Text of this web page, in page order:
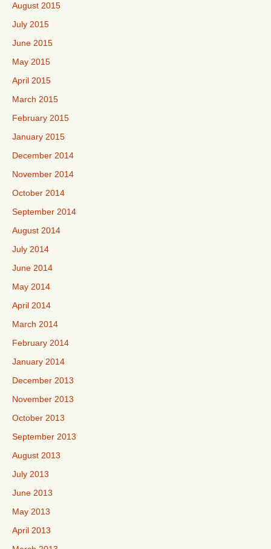
August 2015
July 2015
June 2015
May 2015
April 2015
March 2015
February 2015
January 2015
December 2014
November 2014
October 2014
September 2014
August 2014
July 2014
June 2014
May 2014
April 2014
March 2014
February 2014
January 2014
December 2013
November 2013
October 2013
September 2013
August 2013
July 2013
June 2013
May 2013
April 2013